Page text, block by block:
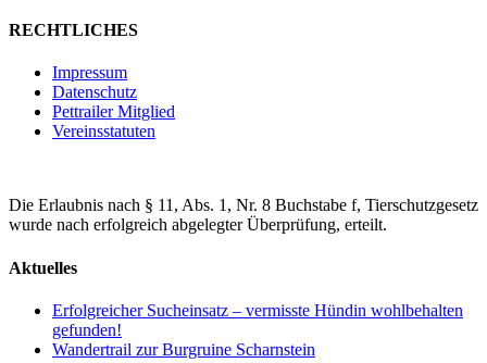
RECHTLICHES
Impressum
Datenschutz
Pettrailer Mitglied
Vereinsstatuten
Die Erlaubnis nach § 11, Abs. 1, Nr. 8 Buchstabe f, Tierschutzgesetz
wurde nach erfolgreich abgelegter Überprüfung, erteilt.
Aktuelles
Erfolgreicher Sucheinsatz – vermisste Hündin wohlbehalten
gefunden!
Wandertrail zur Burgruine Scharnstein